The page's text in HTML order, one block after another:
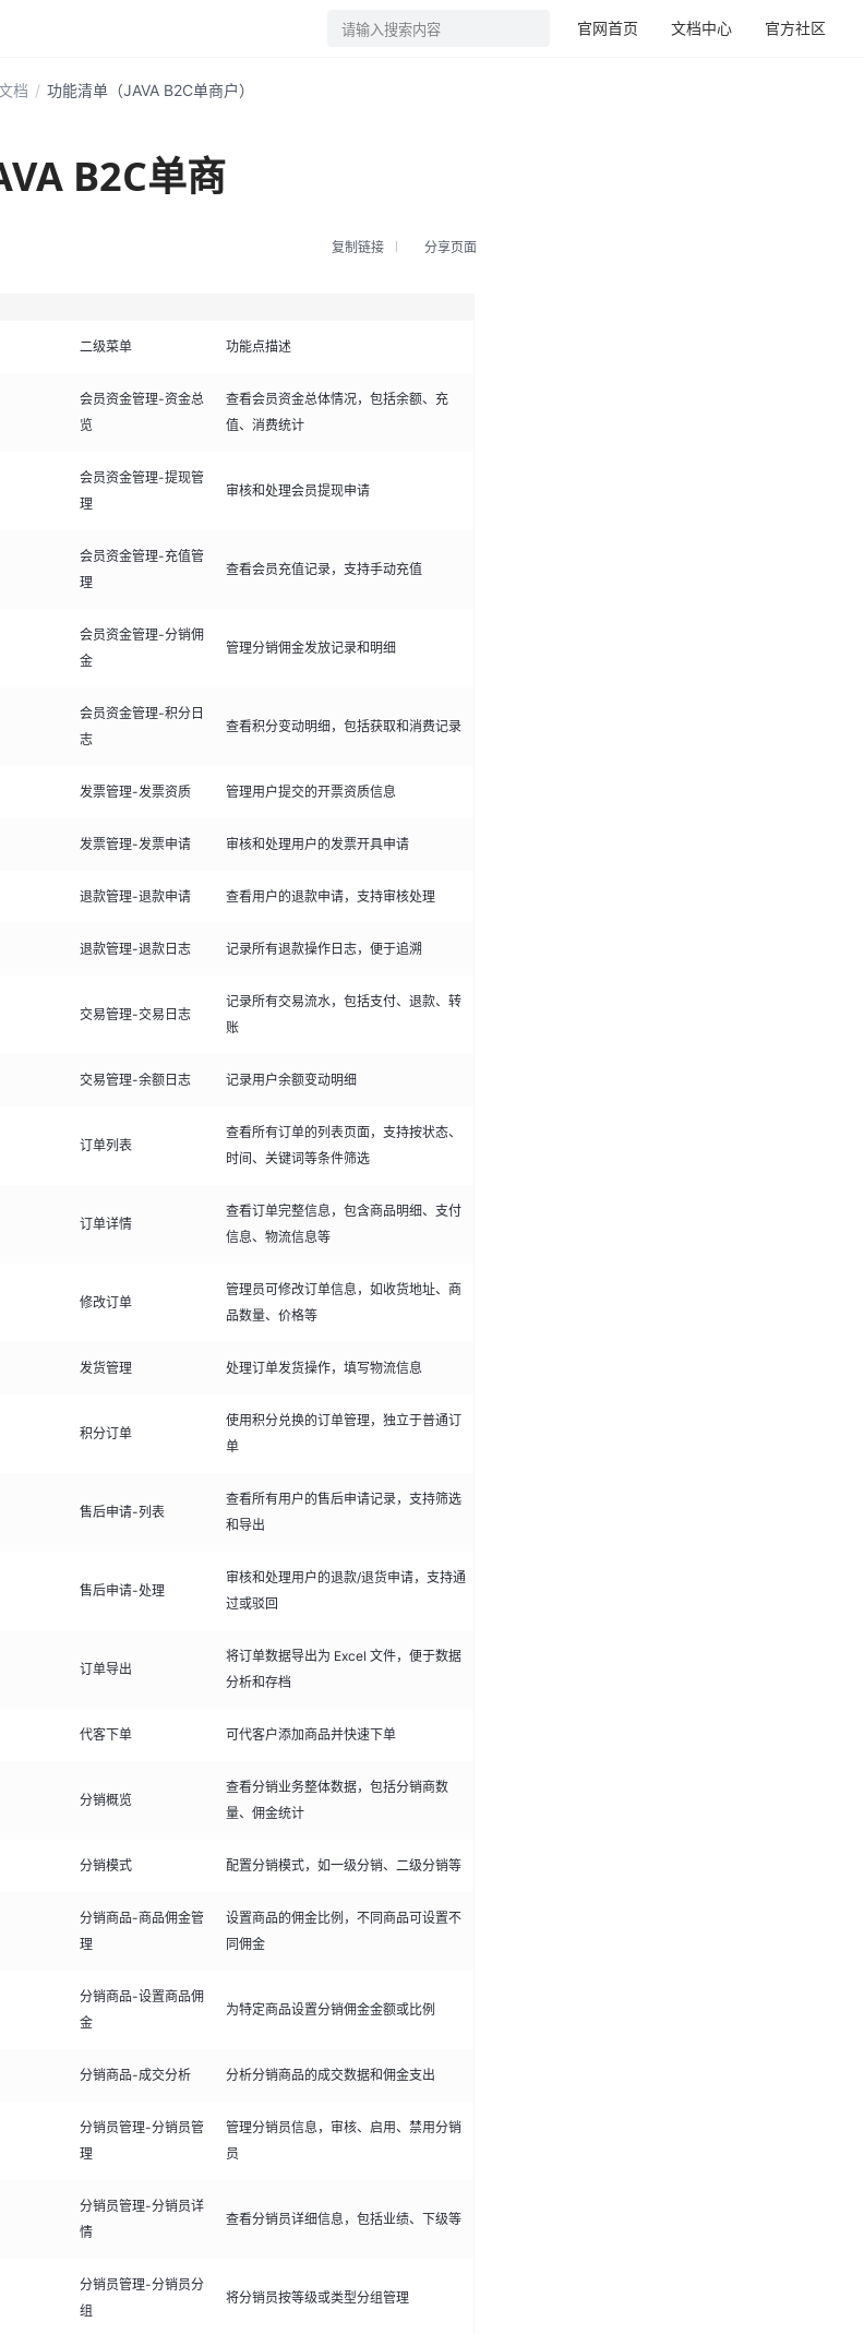
档 / 功能清单（JAVA B2C单商户）
B2C单商
复制链接 分享页面
二级菜单 功能点描述
会员资金管理-资金总
览
查看会员资金总体情况，包括余额、充
值、消费统计
会员资金管理-提现管
理
审核和处理会员提现申请
会员资金管理-充值管
理
查看会员充值记录，支持手动充值
会员资金管理-分销佣
金
管理分销佣金发放记录和明细
会员资金管理-积分日
志
查看积分变动明细，包括获取和消费记录
发票管理-发票资质 管理用户提交的开票资质信息
发票管理-发票申请 审核和处理用户的发票开具申请
退款管理-退款申请 查看用户的退款申请，支持审核处理
退款管理-退款日志 记录所有退款操作日志，便于追溯
交易管理-交易日志
记录所有交易流水，包括支付、退款、转
账
交易管理-余额日志 记录用户余额变动明细
订单列表
查看所有订单的列表页面，支持按状态、
时间、关键词等条件筛选
订单详情
查看订单完整信息，包含商品明细、支付
信息、物流信息等
修改订单
管理员可修改订单信息，如收货地址、商
品数量、价格等
发货管理 处理订单发货操作，填写物流信息
积分订单
使用积分兑换的订单管理，独立于普通订
单
售后申请-列表
查看所有用户的售后申请记录，支持筛选
和导出
售后申请-处理
审核和处理用户的退款/退货申请，支持通
过或驳回
订单导出
将订单数据导出为 Excel 文件，便于数据
分析和存档
代客下单 可代客户添加商品并快速下单
分销概览
查看分销业务整体数据，包括分销商数
量、佣金统计
分销模式 配置分销模式，如一级分销、二级分销等
分销商品-商品佣金管
理
设置商品的佣金比例，不同商品可设置不
同佣金
分销商品-设置商品佣
金
为特定商品设置分销佣金金额或比例
分销商品-成交分析 分析分销商品的成交数据和佣金支出
分销员管理-分销员管
理
管理分销员信息，审核、启用、禁用分销
员
分销员管理-分销员详
情
查看分销员详细信息，包括业绩、下级等
分销员管理-分销员分
组
将分销员按等级或类型分组管理
请输入搜索内容 官网首页 文档中心 官方社区